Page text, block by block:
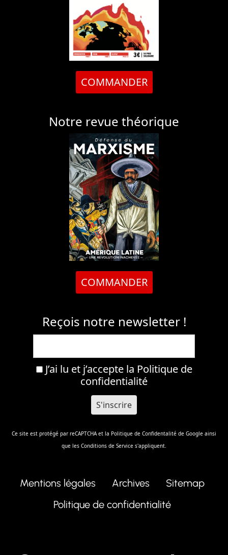
COMMANDER
Notre revue théorique
COMMANDER
Reçois notre newsletter !
J’ai lu et j’accepte la Politique de
confidentialité
Ce site est protégé par reCAPTCHA et la Politique de Confidentalité de Google ainsi
que les Conditions de Service s'appliquent.
Mentions légales Archives
Sitemap
Politique de confidentialité